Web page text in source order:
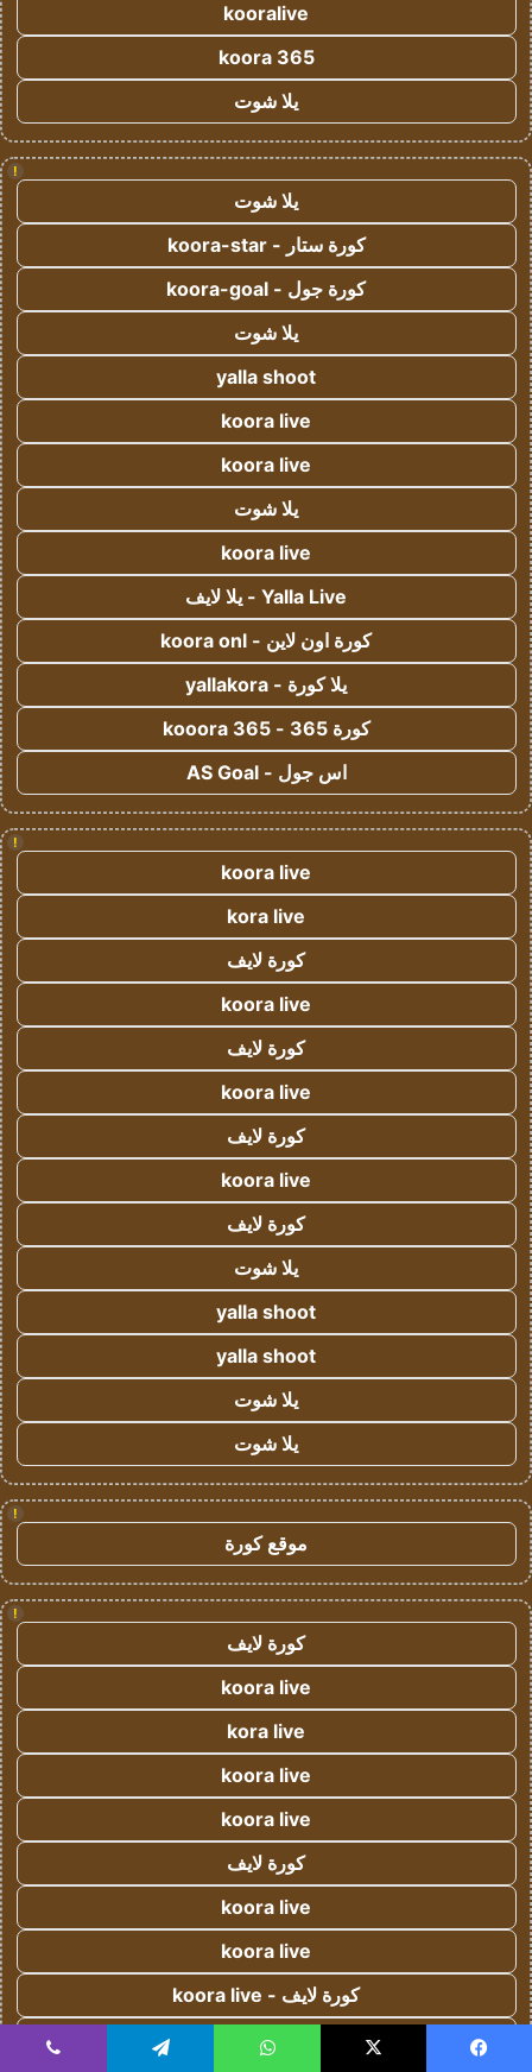
kooralive
koora 365
يلا شوت
!
يلا شوت
كورة ستار - koora-star
كورة جول - koora-goal
يلا شوت
yalla shoot
koora live
koora live
يلا شوت
koora live
Yalla Live - يلا لايف
كورة اون لاين - koora onl
يلا كورة - yallakora
كورة 365 - kooora 365
اس جول - AS Goal
!
koora live
kora live
كورة لايف
koora live
كورة لايف
koora live
كورة لايف
koora live
كورة لايف
يلا شوت
yalla shoot
yalla shoot
يلا شوت
يلا شوت
!
موقع كورة
!
كورة لايف
koora live
kora live
koora live
koora live
كورة لايف
koora live
koora live
كورة لايف - koora live
كورة لايف - koora live